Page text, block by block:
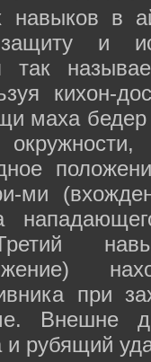
в
и
так
кихон-
маха
ми
Третий
при
Внешне
и рубящий